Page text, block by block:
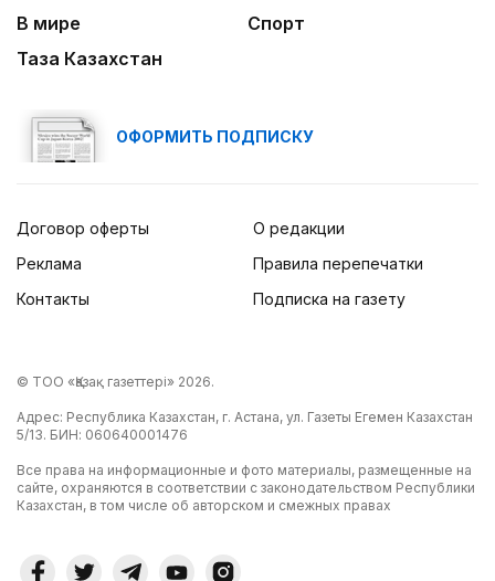
В мире
Спорт
Таза Казахстан
ОФОРМИТЬ ПОДПИСКУ
Договор оферты
Реклама
Контакты
О редакции
Правила перепечатки
Подписка на газету
© ТОО «Қазақ газеттері» 2026.
Адрес: Республика Казахстан, г. Астана, ул. Газеты Егемен Казахстан
5/13. БИН: 060640001476
Все права на информационные и фото материалы, размещенные на
сайте, охраняются в соответствии с законодательством Республики
Казахстан, в том числе об авторском и смежных правах